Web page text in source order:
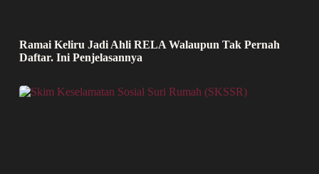
Ramai Keliru Jadi Ahli RELA Walaupun Tak Pernah
Daftar. Ini Penjelasannya